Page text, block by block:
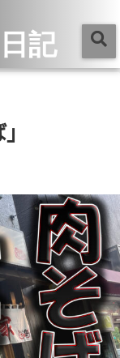
記